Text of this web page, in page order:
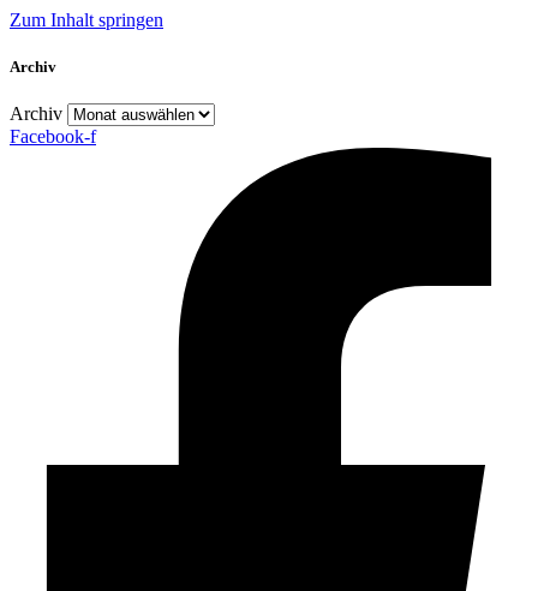
Zum Inhalt springen
Archiv
Archiv
Facebook-f